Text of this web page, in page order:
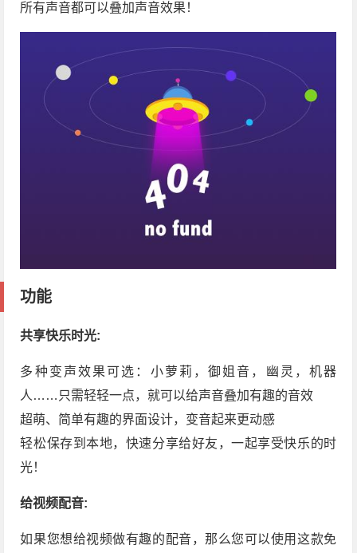
所有声音都可以叠加声音效果！
功能
共享快乐时光:
多种变声效果可选：小萝莉，御姐音，幽灵，机器
人……只需轻轻一点，就可以给声音叠加有趣的音效
超萌、简单有趣的界面设计，变音起来更动感
轻松保存到本地，快速分享给好友，一起享受快乐的时
光！
给视频配音:
如果您想给视频做有趣的配音，那么您可以使用这款免